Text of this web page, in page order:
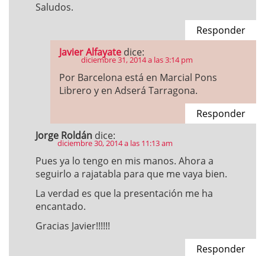
Saludos.
Responder
Javier Alfayate dice:
diciembre 31, 2014 a las 3:14 pm
Por Barcelona está en Marcial Pons
Librero y en Adserá Tarragona.
Responder
Jorge Roldán dice:
diciembre 30, 2014 a las 11:13 am
Pues ya lo tengo en mis manos. Ahora a
seguirlo a rajatabla para que me vaya bien.
La verdad es que la presentación me ha
encantado.
Gracias Javier!!!!!!
Responder